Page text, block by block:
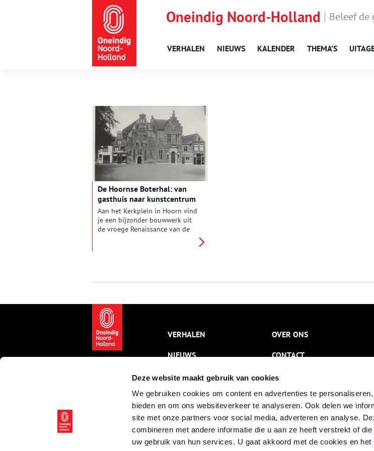
Deze website maakt gebruik van cookies
We gebruiken cookies om content en advertenties te
bieden en om ons websiteverkeer te analyseren. Ook delen we
site met onze partners voor social media, adverteren en analyse.
combineren met andere informatie die u aan ze heeft verstrekt of
uw gebruik van hun services. U gaat akkoord met de cookies en het
Oneindig Noord-Holland Beleef de
VERHALEN NIEUWS KALENDER THEMA’S
De Hoornse Boterhal: van
gasthuis naar kunstcentrum
Aan het Kerkplein in Hoorn vind
je een bijzonder bouwwerk uit
de vroege Renaissance van de
kunstcentrum.
VERHALEN
NIEUWS
KALENDER
THEMA’S
ACTIVITEITEN
VIDEO’S
OVER ONS
CONTACT
NIEUWSBRIEF
DISCLAIMER
PRIVACY
TOEGANKELIJKHEID